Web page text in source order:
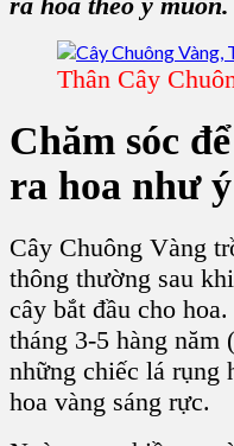
Thân Cây
Chăm sóc
ra hoa như
Cây Chuông Vàng
thông thường sau
cây bắt đầu cho
tháng 3-5 hàng năm
những chiếc lá rụng
hoa vàng sáng rực.